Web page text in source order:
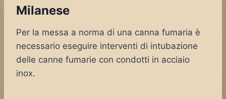
Milanese
Per la messa a norma di una canna fumaria è
necessario eseguire interventi di intubazione
delle canne fumarie con condotti in acciaio
inox.